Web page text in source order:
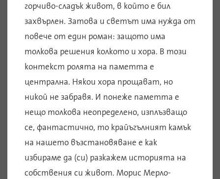
горчиво-сладък живот, в който е бил
захвърлен. Затова и светът има нужда от
повече от един роман: защото има
толкова решения колкото и хора. В този
контекст ролята на паметта е
централна. Някои хора прощават, но
никой не забравя. И понеже паметта е
нещо толкова неопределено, изплъзващо
се, фантастично, то крайъгълният камък
на нашето възстановяване е как
избираме да (си) разкажем историята на
собствения си живот. Морис Мерло-